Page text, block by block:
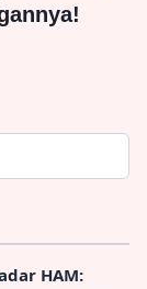
HAM: